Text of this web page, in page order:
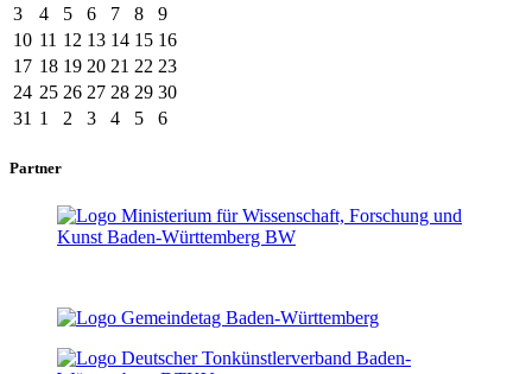
3
4 5 6 7 8
9
10 11 12 13 14 15 16
17 18 19 20 21 22 23
24 25 26 27 28 29 30
31 1 2 3 4 5 6
Partner